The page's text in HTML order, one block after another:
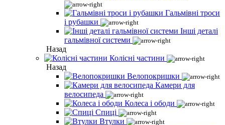
Гальмівні троси
і рубашки
Інші деталі
гальмівної системи
Назад
Колісні частини
Назад
Велопокришки
Камери для
велосипеда
Колеса і ободи
Спиці
Втулки